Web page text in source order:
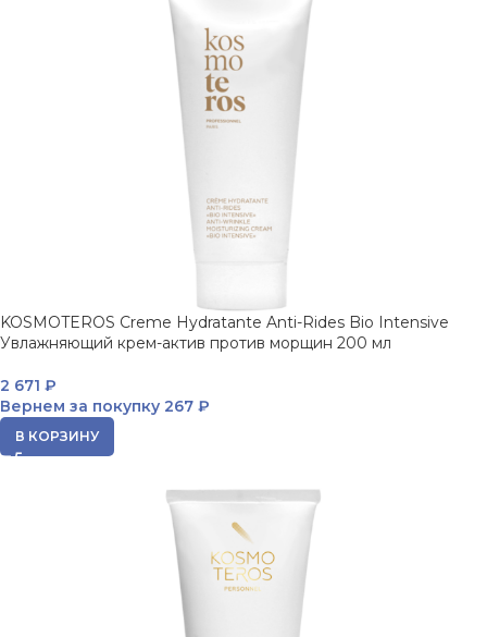
KOSMOTEROS Creme Hydratante Anti-Rides Bio Intensive
Увлажняющий крем-актив против морщин 200 мл
2 671 ₽
Вернем за покупку 267 ₽
В КОРЗИНУ